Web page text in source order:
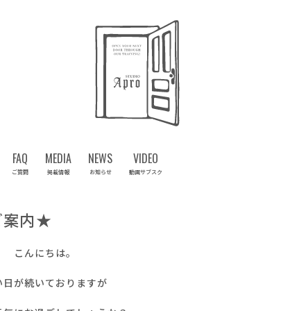
FAQ
ご質問
MEDIA
掲載情報
NEWS
お知らせ
VIDEO
動画サブスク
案内★
こんにちは。
日が続いておりますが